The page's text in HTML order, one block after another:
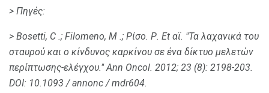
> Πηγές:
> Bosetti, C .; Filomeno, Μ .; Ρίσο. Ρ. Et αϊ. "Τα λαχανικά του
σταυρού και ο κίνδυνος καρκίνου σε ένα δίκτυο μελετών
περίπτωσης-ελέγχου." Ann Oncol. 2012; 23 (8): 2198-203.
DOI: 10.1093 / annonc / mdr604.